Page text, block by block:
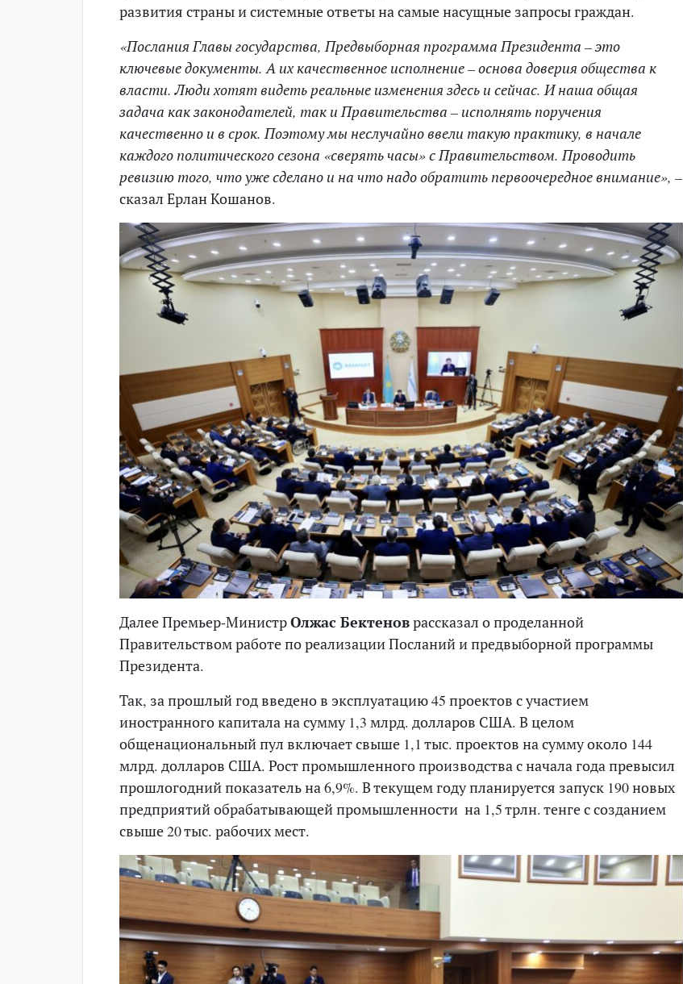
развития страны и системные ответы на самые насущные запросы граждан.
«Послания Главы государства, Предвыборная программа Президента – это
ключевые документы. А их качественное исполнение – основа доверия общества к
власти. Люди хотят видеть реальные изменения здесь и сейчас. И наша общая
задача как законодателей, так и Правительства – исполнять поручения
качественно и в срок. Поэтому мы неслучайно ввели такую практику, в начале
каждого политического сезона «сверять часы» с Правительством. Проводить
ревизию того, что уже сделано и на что надо обратить первоочередное внимание», –
сказал Ерлан Кошанов.
Далее Премьер-МинистрОлжас Бектеноврассказал о проделанной
Правительством работе по реализации Посланий и предвыборной программы
Президента.
Так, за прошлый год введено в эксплуатацию 45 проектов с участием
иностранного капитала на сумму 1,3 млрд. долларов США. В целом
общенациональный пул включает свыше 1,1 тыс. проектов на сумму около 144
млрд. долларов США. Рост промышленного производства с начала года превысил
прошлогодний показатель на 6,9%. В текущем году планируется запуск 190 новых
предприятий обрабатывающей промышленности на 1,5 трлн. тенге с созданием
свыше 20 тыс. рабочих мест.